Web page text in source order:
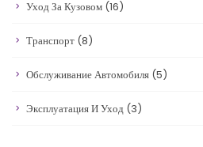
Уход За Кузовом (16)
Транспорт (8)
Обслуживание Автомобиля (5)
Эксплуатация И Уход (3)